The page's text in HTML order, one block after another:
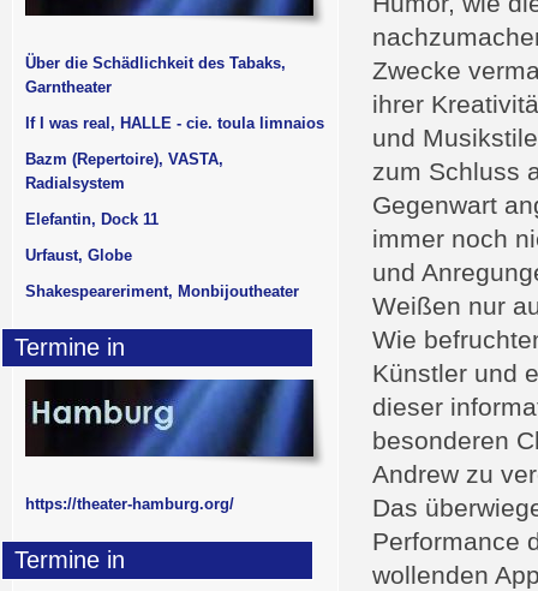
Zwecke
ihrer
und
zum Schluss
Gegenwart
immer noch
und
Weißen nur
Wie
Künstler und
dieser
besonderen
Andrew zu
Das
Performance
wollenden
Über die Schädlichkeit des Tabaks,
Garntheater
If I was real, HALLE - cie. toula limnaios
Bazm (Repertoire), VASTA,
Radialsystem
Elefantin, Dock 11
Urfaust, Globe
Shakespeareriment, Monbijoutheater
Termine in
https://theater-hamburg.org/
Termine in